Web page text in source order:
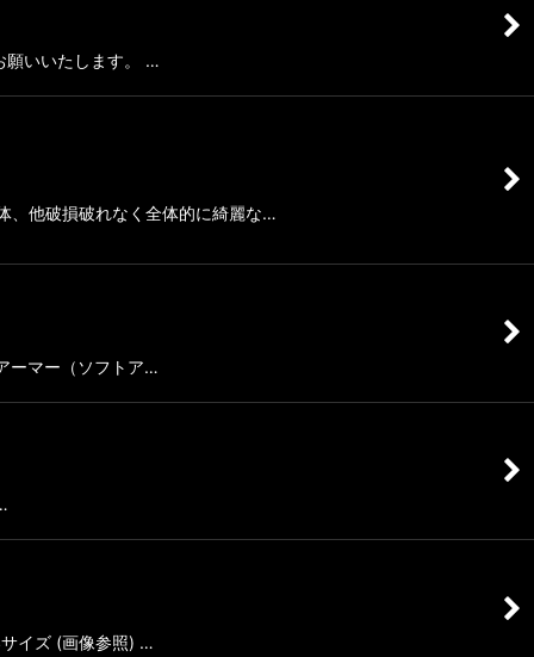
いいたします。 …
他破損破れなく全体的に綺麗な…
ーマー（ソフトア…
イズ (画像参照) …